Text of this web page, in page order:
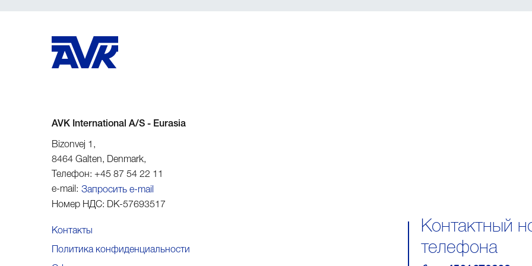
AVK International A/S - Eurasia
Bizonvej 1 ,
8464 Galten, Denmark,
Телефон: +45 87 54 22 11
e-mail: Запросить e-mail
Номер НДС: DK-57693517
Контакты
Политика конфиденциальности
Контактный
телефона